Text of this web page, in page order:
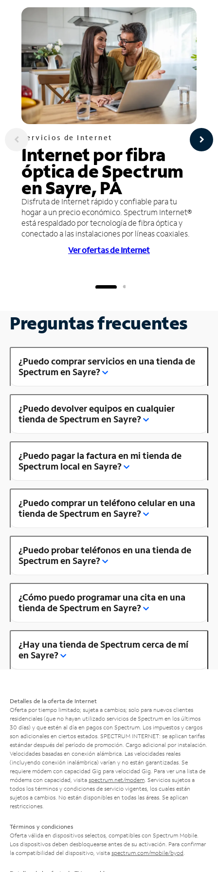
Servicios de Internet
Internet por fibra
óptica de Spectrum
en Sayre, PA
Disfruta de Internet rápido y confiable para tu
hogar a un precio económico. Spectrum Internet®
está respaldado por tecnología de fibra óptica y
conectado a las instalaciones por líneas coaxiales.
Ver ofertas de Internet
Preguntas frecuentes
¿Puedo comprar servicios en una tienda de
Spectrum en Sayre?
¿Puedo devolver equipos en cualquier
tienda de Spectrum en Sayre?
¿Puedo pagar la factura en mi tienda de
Spectrum local en Sayre?
¿Puedo comprar un teléfono celular en una
tienda de Spectrum en Sayre?
¿Puedo probar teléfonos en una tienda de
Spectrum en Sayre?
¿Cómo puedo programar una cita en una
tienda de Spectrum en Sayre?
¿Hay una tienda de Spectrum cerca de mí
en Sayre?
Detalles de la oferta de Internet
Oferta por tiempo limitado; sujeta a cambios; solo para nuevos clientes
residenciales (que no hayan utilizado servicios de Spectrum en los últimos
30 días) y que estén al día en pagos con Spectrum. Los impuestos y cargos
son adicionales en ciertos estados. SPECTRUM INTERNET: se aplican tarifas
estándar después del período de promoción. Cargo adicional por instalación.
Velocidades basadas en conexión alámbrica. Las velocidades reales
(incluyendo conexión inalámbrica) varían y no están garantizadas. Se
requiere módem con capacidad Gig para velocidad Gig. Para ver una lista de
módems con capacidad, visita spectrum.net/modem . Servicios sujetos a
todos los términos y condiciones de servicio vigentes, los cuales están
sujetos a cambios. No están disponibles en todas las áreas. Se aplican
restricciones.
Términos y condiciones
Oferta válida en dispositivos selectos, compatibles con Spectrum Mobile.
Los dispositivos deben desbloquearse antes de su activación. Para confirmar
la compatibilidad del dispositivo, visita spectrum.com/mobile/byod